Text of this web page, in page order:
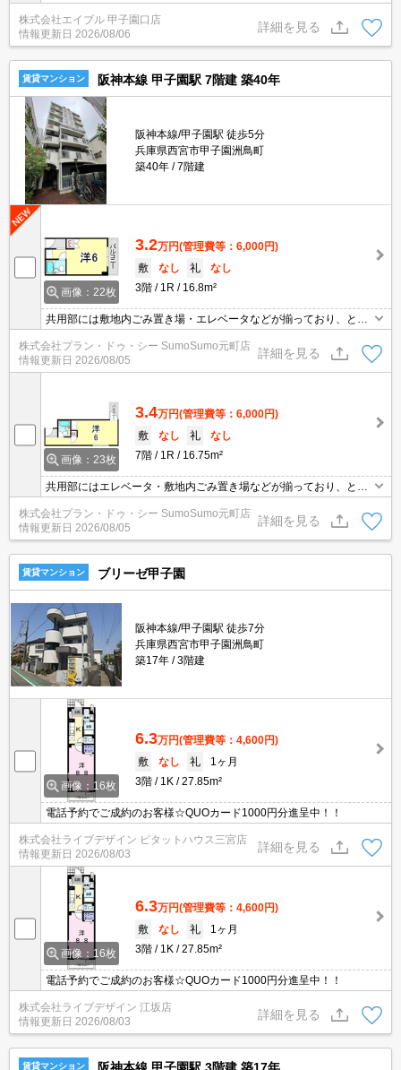
しいね。宅配ボックスあり。オートロックも完備で安心ですね。角
部屋をお探しの方に。一人暮らしからファミリーまで。
株式会社エイブル 甲子園口店
情報更新日 2026/08/06
詳細を見る
賃貸マンション 阪神本線 甲子園駅 7階建 築40年
阪神本線/甲子園駅 徒歩5分
兵庫県西宮市甲子園洲鳥町
築40年
7階建
画像：22枚
3.2万円(管理費等：6,000円)
敷
なし 礼
なし
3階
1R 16.8m²
共用部には敷地内ごみ置き場・エレベータなどが揃っており、とて
も充実しています。室内設備はCS・エアコンなどが揃っているの
で、快適に過ごしやすいお部屋になります。広々したワンルームで
ニーズが高いです。現在空家の物件です。床がフローリングの物件
です。バルコニーをご活用いただけます。
株式会社プラン・ドゥ・シー SumoSumo元町店
情報更新日 2026/08/05
詳細を見る
画像：23枚
3.4万円(管理費等：6,000円)
敷
なし 礼
なし
7階
1R 16.75m²
共用部にはエレベータ・敷地内ごみ置き場などが揃っており、とて
も充実しています。室内設備はCATV・エアコン・BSなど大変充実
しております。収納はシューズボックス・クロゼットなど豊富なの
で、広々と空間を利用することも可能です。こちらは初期費用をカ
ードでお支払いいただける物件なので、支払い手続きの手間が省け
ます。
株式会社プラン・ドゥ・シー SumoSumo元町店
情報更新日 2026/08/05
詳細を見る
賃貸マンション ブリーゼ甲子園
阪神本線/甲子園駅 徒歩7分
兵庫県西宮市甲子園洲鳥町
築17年
3階建
画像：16枚
6.3万円(管理費等：4,600円)
敷
なし 礼
1ヶ月
3階
1K 27.85m²
電話予約でご成約のお客様☆QUOカード1000円分進呈中！！
株式会社ライブデザイン ピタットハウス三宮店
情報更新日 2026/08/03
詳細を見る
画像：16枚
6.3万円(管理費等：4,600円)
敷
なし 礼
1ヶ月
3階
1K 27.85m²
電話予約でご成約のお客様☆QUOカード1000円分進呈中！！
株式会社ライブデザイン 江坂店
情報更新日 2026/08/03
詳細を見る
賃貸マンション